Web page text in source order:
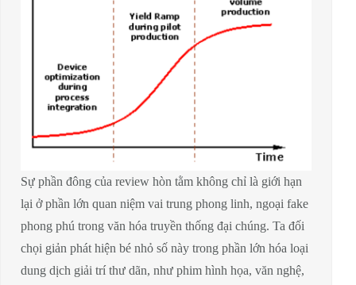
Sự phần đông của review hòn tằm không chỉ là giới hạn
lại ở phần lớn quan niệm vai trung phong linh, ngoại fake
phong phú trong văn hóa truyền thống đại chúng. Ta đối
chọi giản phát hiện bé nhỏ số này trong phần lớn hóa loại
dung dịch giải trí thư dãn, như phim hình họa, văn nghệ,